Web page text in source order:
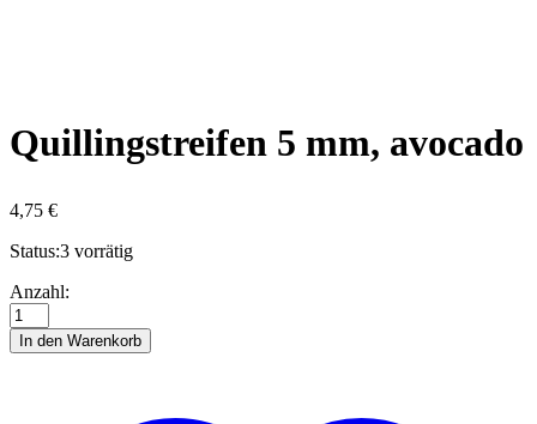
Quillingstreifen 5 mm, avocado
4,75 €
Status:3 vorrätig
Quillingstreifen
5
mm,
avocado
Anzahl:
In den Warenkorb